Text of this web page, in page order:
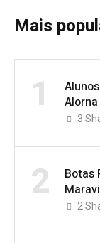
Mais
1 3
2
Botas
2